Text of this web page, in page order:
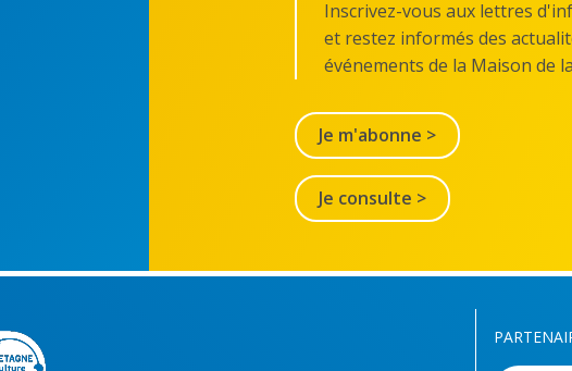
Inscrivez-vous aux lettres
et restez informés des
événements de la Maison de
Je m'abonne >
Je consulte >